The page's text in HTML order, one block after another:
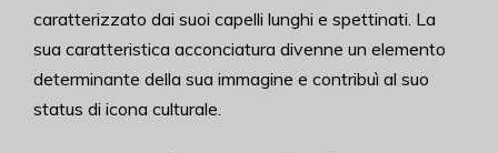
caratterizzato dai suoi capelli lunghi e spettinati. La
sua caratteristica acconciatura divenne un elemento
determinante della sua immagine e contribuì al suo
status di icona culturale.